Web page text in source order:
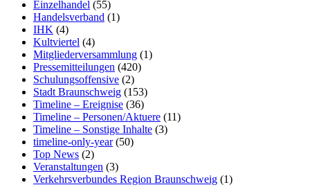
Einzelhandel (55)
Handelsverband (1)
IHK (4)
Kultviertel (4)
Mitgliederversammlung (1)
Pressemitteilungen (420)
Schulungsoffensive (2)
Stadt Braunschweig (153)
Timeline – Ereignise (36)
Timeline – Personen/Aktuere (11)
Timeline – Sonstige Inhalte (3)
timeline-only-year(50)
Top News (2)
Veranstaltungen (3)
Verkehrsverbundes Region Braunschweig (1)